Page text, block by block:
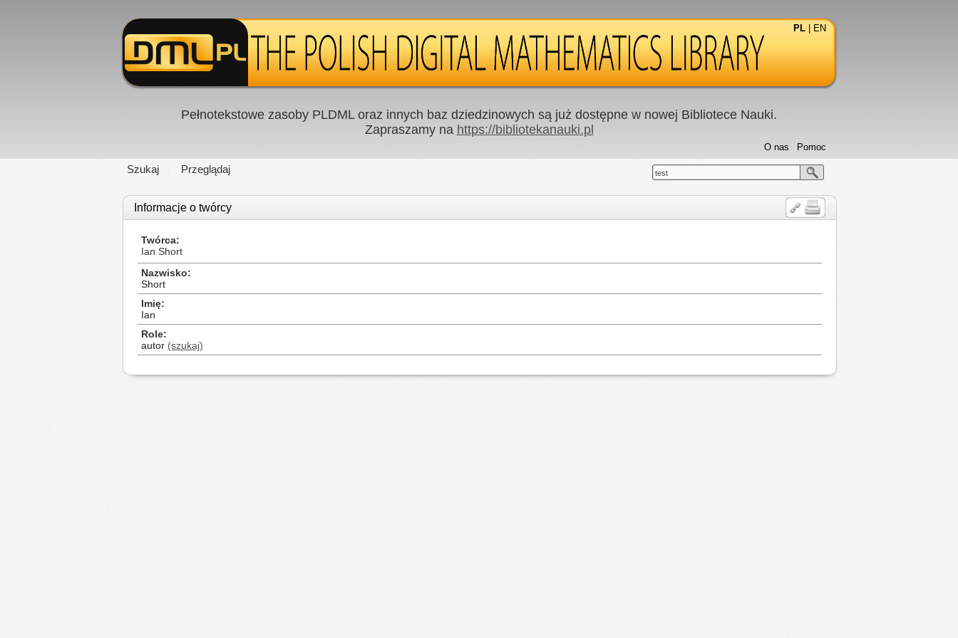
PL EN
Pełnotekstowe zasoby PLDML oraz innych baz dziedzinowych są już dostępne w nowej Bibliotece Nauki.
Zapraszamy na https://bibliotekanauki.pl
Szukaj Przeglądaj
Pomoc
O nas
test
Informacje o twórcy
Twórca
Ian Short
Nazwisko
Short
Imię
Ian
Role
autor (szukaj)